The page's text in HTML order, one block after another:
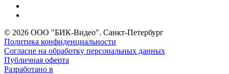
© 2026 ООО "БИК-Видео". Санкт-Петербург
Политика конфиденциальности
Согласие на обработку персональных данных
Публичная оферта
Разработано в